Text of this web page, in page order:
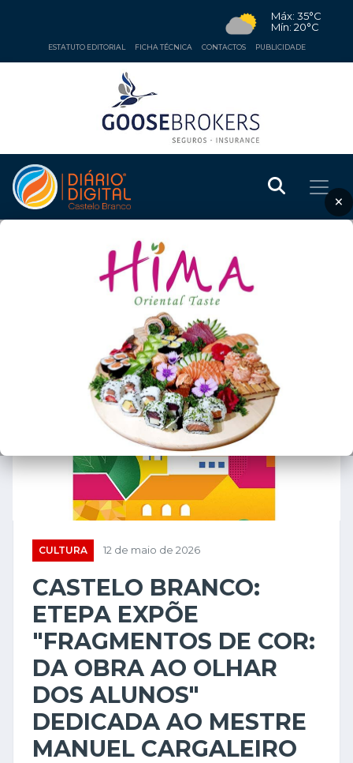
Máx: 35°C
Mín: 20°C
ESTATUTO EDITORIAL FICHA TÉCNICA CONTACTOS PUBLICIDADE
×
CULTURA 12 de maio de 2026
CASTELO BRANCO:
ETEPA EXPÕE
"FRAGMENTOS DE COR:
DA OBRA AO OLHAR
DOS ALUNOS"
DEDICADA AO MESTRE
MANUEL CARGALEIRO